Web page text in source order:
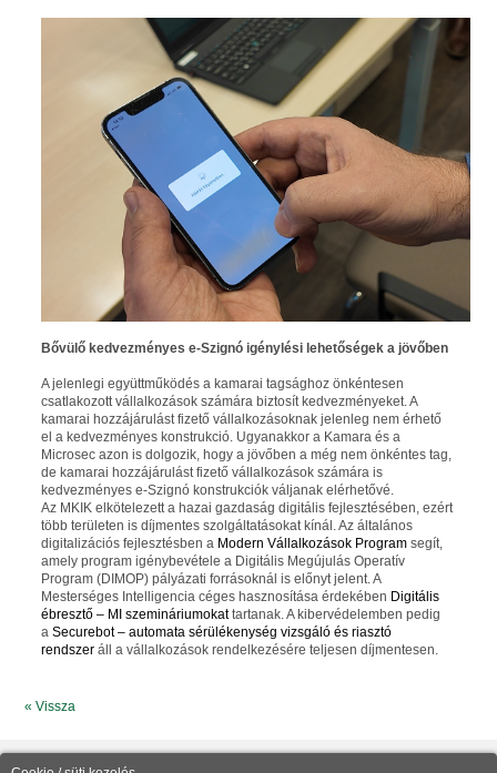
Bővülő kedvezményes e-Szignó igénylési lehetőségek a jövőben
A jelenlegi együttműködés a kamarai tagsághoz önkéntesen
csatlakozott vállalkozások számára biztosít kedvezményeket. A
kamarai hozzájárulást fizető vállalkozásoknak jelenleg nem érhető
el a kedvezményes konstrukció. Ugyanakkor a Kamara és a
Microsec azon is dolgozik, hogy a jövőben a még nem önkéntes tag,
de kamarai hozzájárulást fizető vállalkozások számára is
kedvezményes e-Szignó konstrukciók váljanak elérhetővé.
Az MKIK elkötelezett a hazai gazdaság digitális fejlesztésében, ezért
több területen is díjmentes szolgáltatásokat kínál. Az általános
digitalizációs fejlesztésben a Modern Vállalkozások Program segít,
amely program igénybevétele a Digitális Megújulás Operatív
Program (DIMOP) pályázati forrásoknál is előnyt jelent. A
Mesterséges Intelligencia céges hasznosítása érdekében Digitális
ébresztő – MI szemináriumokat tartanak. A kibervédelemben pedig
a Securebot – automata sérülékenység vizsgáló és riasztó
rendszer áll a vállalkozások rendelkezésére teljesen díjmentesen.
« Vissza